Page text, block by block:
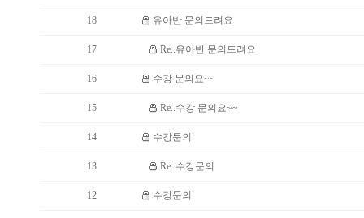
18 유아반 문의드려요
17 Re..유아반 문의드려요
16 수강 문의요~~
15 Re..수강 문의요~~
14 수강문의
13 Re..수강문의
12 수강문의